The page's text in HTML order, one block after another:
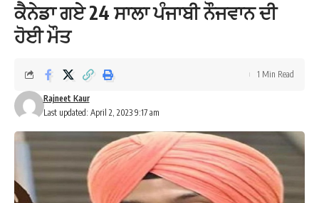
ਕੈਨੇਡਾ ਗਏ 24 ਸਾਲਾ ਪੰਜਾਬੀ ਨੌਜਵਾਨ ਦੀ
ਹੋਈ ਮੌਤ
Last updated: April 2, 2023 9:17 am
Rajneet Kaur
1 Min Read